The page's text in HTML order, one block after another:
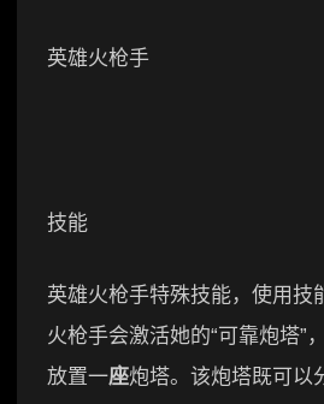
英雄火枪手
技能
英雄火枪手特殊技能，使用技
火枪手会激活她的“可靠炮塔”
放置一座炮塔。该炮塔既可以